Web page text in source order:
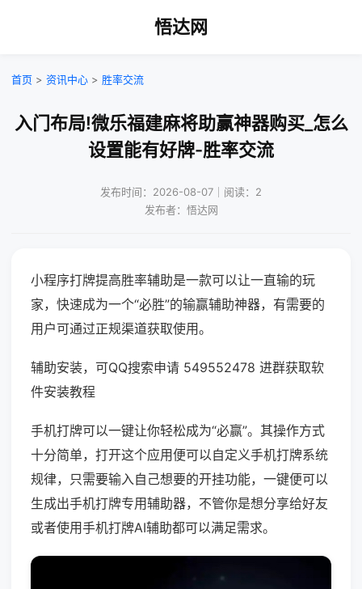
悟达网
首页 > 资讯中心 > 胜率交流
入门布局!微乐福建麻将助赢神器购买_怎么
设置能有好牌-胜率交流
发布时间：2026-08-07｜阅读：2
发布者：悟达网
小程序打牌提高胜率辅助是一款可以让一直输的玩
家，快速成为一个“必胜”的输赢辅助神器，有需要的
用户可通过正规渠道获取使用。
辅助安装，可QQ搜索申请 549552478 进群获取软
件安装教程
手机打牌可以一键让你轻松成为“必赢”。其操作方式
十分简单，打开这个应用便可以自定义手机打牌系统
规律，只需要输入自己想要的开挂功能，一键便可以
生成出手机打牌专用辅助器，不管你是想分享给好友
或者使用手机打牌AI辅助都可以满足需求。